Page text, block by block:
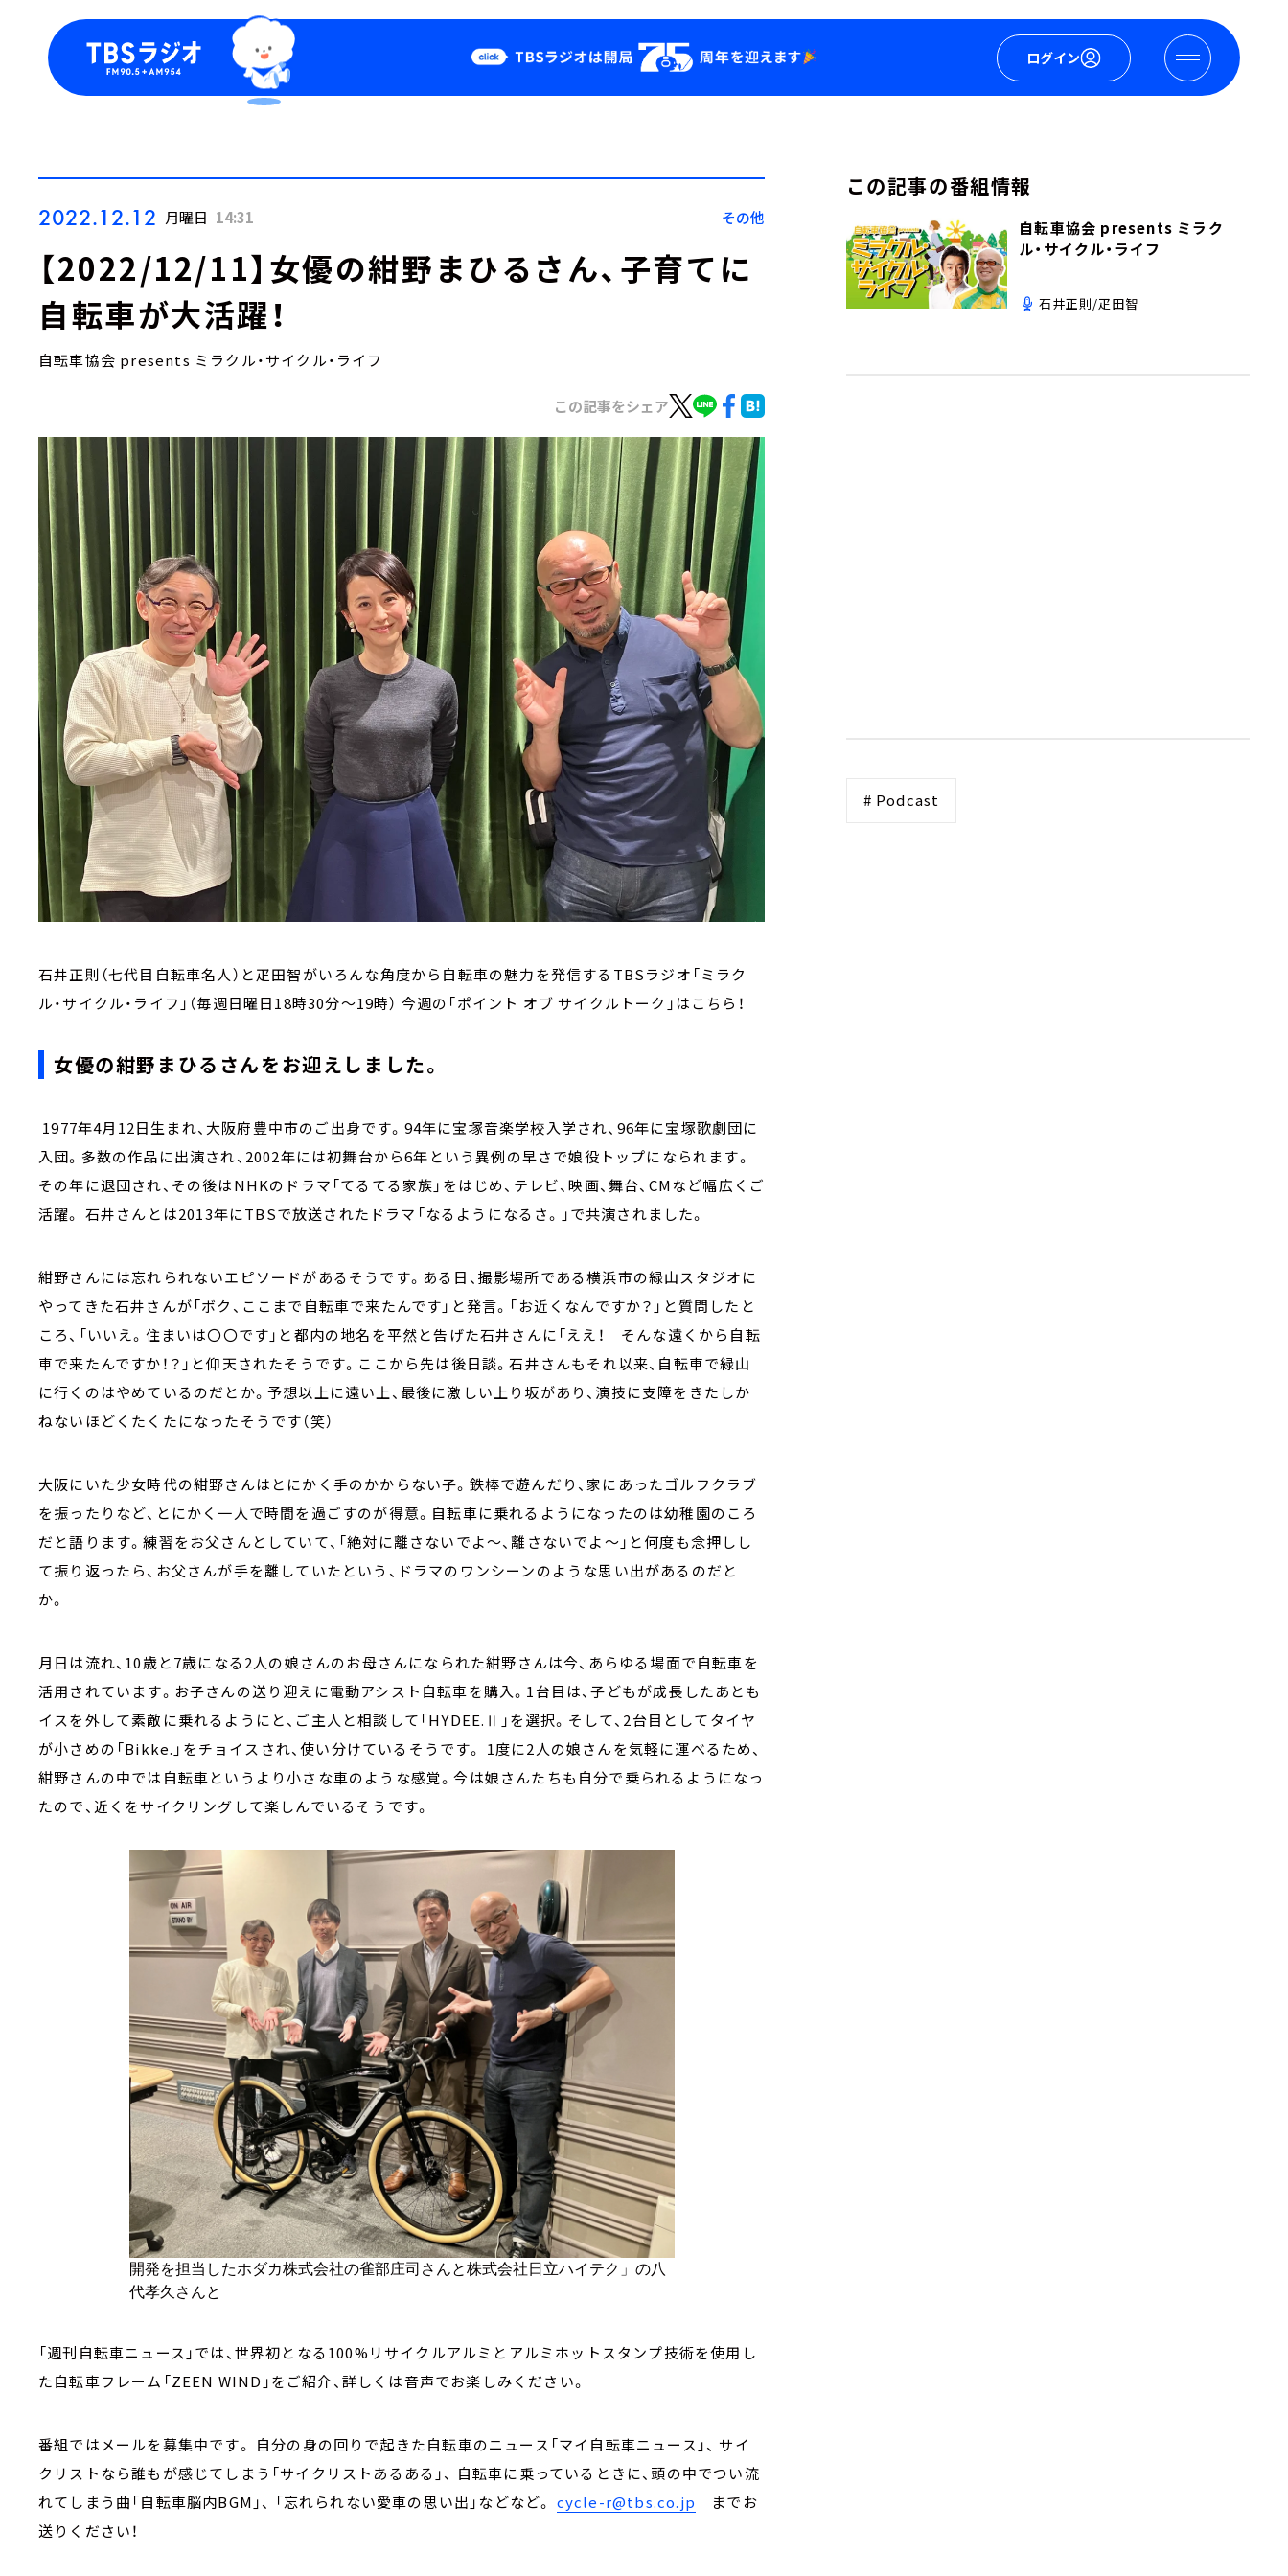
ログイン
Podcast
YouTube
2022.12.12 月曜日 14:31 その他
【2022/12/11】女優の紺野まひるさん、子育てに
自転車が大活躍！
自転車協会 presents ミラクル・サイクル・ライフ
この記事をシェア
石井正則（七代目自転車名人）と疋田智がいろんな角度から自転車の魅力を発信するTBSラジオ「ミラク
ル・サイクル・ライフ」（毎週日曜日18時30分～19時） 今週の「ポイント オブ サイクルトーク」はこちら！
女優の紺野まひるさんをお迎えしました。
1977年4月12日生まれ、大阪府豊中市のご出身です。94年に宝塚音楽学校入学され、96年に宝塚歌劇団に
入団。多数の作品に出演され、2002年には初舞台から6年という異例の早さで娘役トップになられます。
その年に退団され、その後はNHKのドラマ「てるてる家族」をはじめ、テレビ、映画、舞台、CMなど幅広くご
活躍。 石井さんとは2013年にTBSで放送されたドラマ「なるようになるさ。」で共演されました。
紺野さんには忘れられないエピソードがあるそうです。ある日、撮影場所である横浜市の緑山スタジオに
やってきた石井さんが「ボク、ここまで自転車で来たんです」と発言。「お近くなんですか？」と質問したと
ころ、「いいえ。住まいは〇〇です」と都内の地名を平然と告げた石井さんに「ええ！ そんな遠くから自転
車で来たんですか！？」と仰天されたそうです。ここから先は後日談。石井さんもそれ以来、自転車で緑山
に行くのはやめているのだとか。予想以上に遠い上、最後に激しい上り坂があり、演技に支障をきたしか
ねないほどくたくたになったそうです（笑）
大阪にいた少女時代の紺野さんはとにかく手のかからない子。鉄棒で遊んだり、家にあったゴルフクラブ
を振ったりなど、とにかく一人で時間を過ごすのが得意。自転車に乗れるようになったのは幼稚園のころ
だと語ります。練習をお父さんとしていて、「絶対に離さないでよ～、離さないでよ～」と何度も念押しし
て振り返ったら、お父さんが手を離していたという、ドラマのワンシーンのような思い出があるのだと
か。
月日は流れ、10歳と7歳になる2人の娘さんのお母さんになられた紺野さんは今、あらゆる場面で自転車を
活用されています。お子さんの送り迎えに電動アシスト自転車を購入。1台目は、子どもが成長したあとも
イスを外して素敵に乗れるようにと、ご主人と相談して「HYDEE.Ⅱ」を選択。そして、2台目としてタイヤ
が小さめの「Bikke.」をチョイスされ、使い分けているそうです。 1度に2人の娘さんを気軽に運べるため、
紺野さんの中では自転車というより小さな車のような感覚。今は娘さんたちも自分で乗られるようになっ
たので、近くをサイクリングして楽しんでいるそうです。
開発を担当したホダカ株式会社の雀部庄司さんと株式会社日立ハイテク」の八
代孝久さんと
「週刊自転車ニュース」では、世界初となる100% リサイクルアルミとアルミホットスタンプ技術を使用し
た自転車フレーム「ZEEN WIND 」をご紹介、詳しくは音声でお楽しみください。
番組ではメールを募集中です。 自分の身の回りで起きた自転車のニュース「マイ自転車ニュース」、 サイ
クリストなら誰もが感じてしまう「サイクリストあるある」、 自転車に乗っているときに、頭の中でつい流
れてしまう曲「自転車脳内BGM」、 「忘れられない愛車の思い出」などなど。 cycle-r@tbs.co.jp までお
送りください！
この記事の番組情報
自転車協会 presents ミラク
ル・サイクル・ライフ
石井正則/疋田智
# Podcast